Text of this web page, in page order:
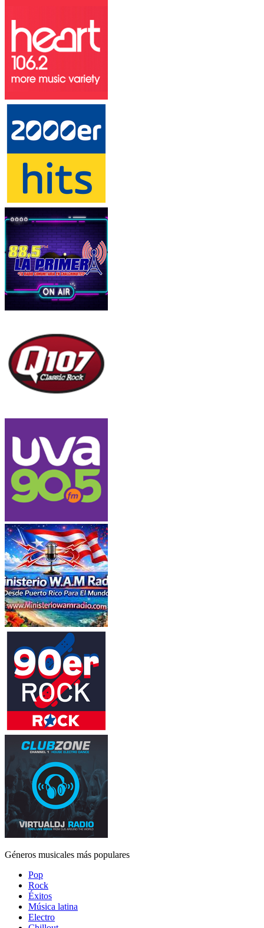
Géneros musicales más populares
Pop
Rock
Éxitos
Música latina
Electro